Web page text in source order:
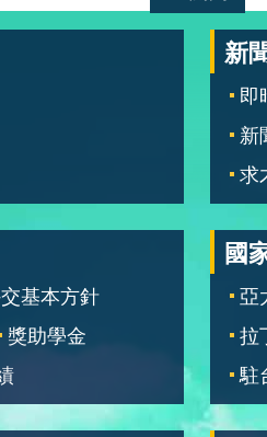
新
即
新
求
基本方針
獎助學金
國
亞
拉
駐